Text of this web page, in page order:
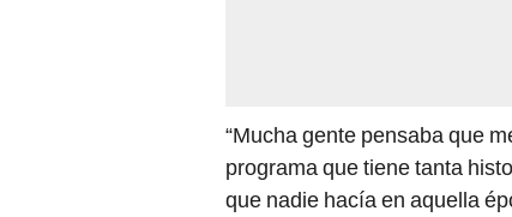
“Mucha gente pensaba que
programa que tiene tanta
que nadie hacía en aquella